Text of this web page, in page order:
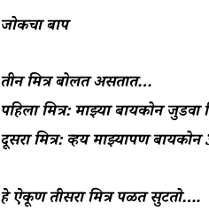
जोकचा बाप
तीन मित्र बोलत असतात…
पहिला मित्र: माझ्या बायकोन
दूसरा मित्र: व्हय माझ्यापण
हे ऐकूण तीसरा मित्र पळत सुटतो….